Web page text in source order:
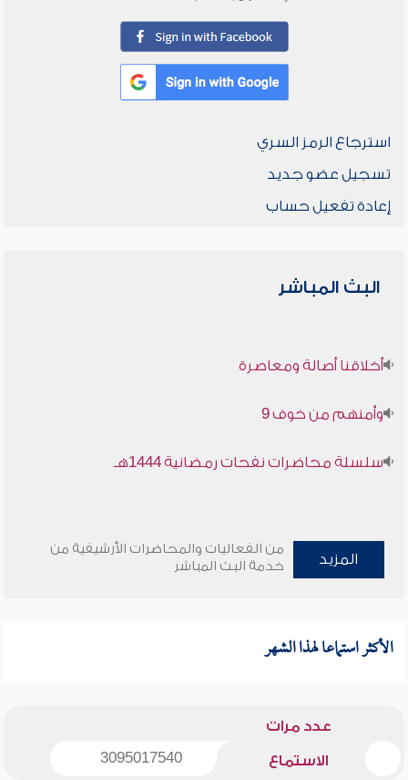
استرجاع الرمز السري
تسجيل عضو جديد
إعادة تفعيل حساب
البث المباشر
أخلاقنا أصالة ومعاصرة
وأمنهم من خوف 9
سلسلة محاضرات نفحات رمضانية 1444هـ
المزيد
من الفعاليات والمحاضرات الأرشيفية من
خدمة البث المباشر
الأكثر استماعا لهذا الشهر
عدد مرات
الاستماع 3095017540